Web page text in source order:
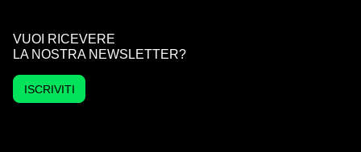
VUOI RICEVERE
LA NOSTRA NEWSLETTER?
ISCRIVITI